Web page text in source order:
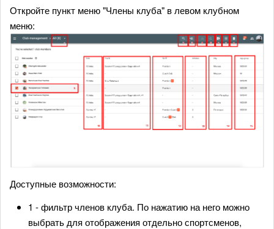
Откройте пункт меню "Члены клуба" в левом клубном
меню:
Доступные возможности:
1 - фильтр членов клуба. По нажатию на него можно
выбрать для отображения отдельно спортсменов,